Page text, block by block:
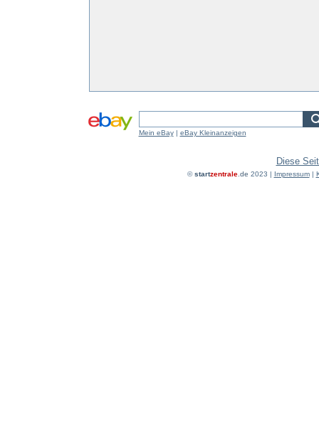
Mein eBay| eBay Kleinanzeigen
Diese
© startzentrale.de 2023 | Impressum |